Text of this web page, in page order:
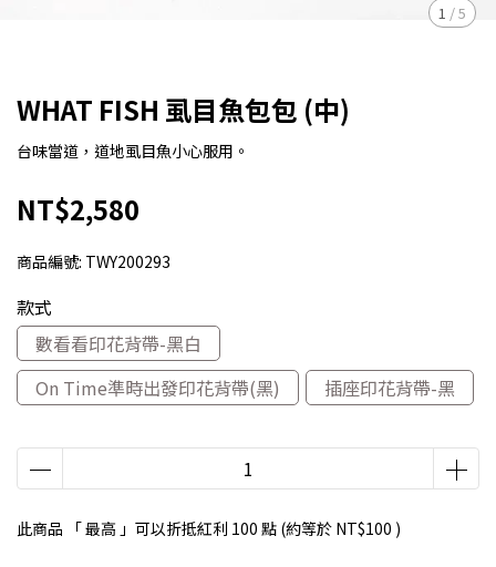
1 /5
WHAT FISH 虱目魚包包 (中)
台味當道，道地虱目魚小心服用。
NT$2,580
商品編號: TWY200293
款式
數看看印花背帶-黑白
On Time準時出發印花背帶(黑)
插座印花背帶-黑
此商品 「 最高 」可以折抵紅利 100 點 (約等於 NT$100 )